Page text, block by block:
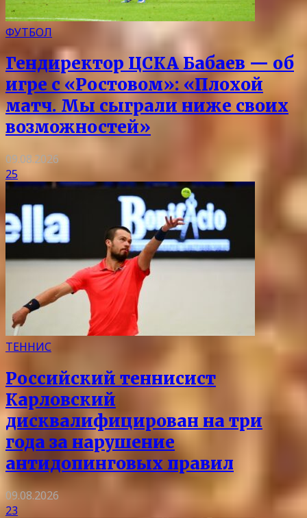
ФУТБОЛ
Гендиректор ЦСКА Бабаев — об
игре с «Ростовом»: «Плохой
матч. Мы сыграли ниже своих
возможностей»
09.08.2026
25
ТЕННИС
Российский теннисист
Карловский
дисквалифицирован на три
года за нарушение
антидопинговых правил
09.08.2026
23